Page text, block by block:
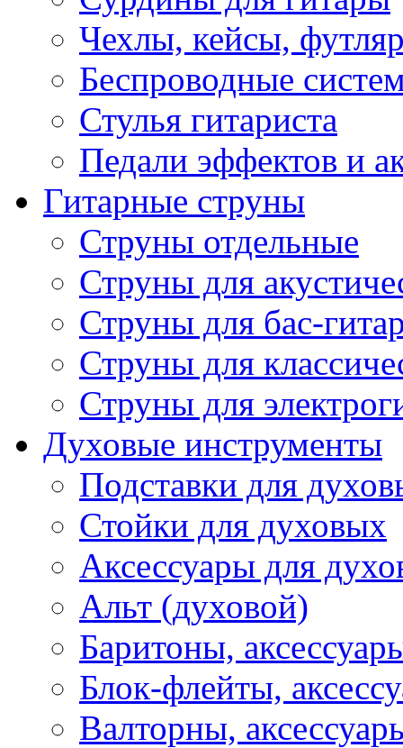
Чехлы, кейсы,
Беспроводные
Стулья гитариста
Педали эффектов и
Гитарные струны
Струны отдельные
Струны для
Струны для бас-
Струны для
Струны для
Духовые инструменты
Подставки для
Стойки для духовых
Аксессуары для
Альт (духовой)
Баритоны,
Блок-флейты,
Валторны,